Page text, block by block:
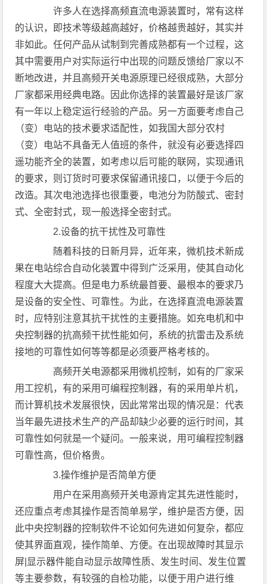
许多人在选择高频直流电源装置时，常有这样
的认识，即技术等级越高越好，价格越贵越好，其实并
非如此。任何产品从试制到完善成熟都有一个过程，这
其中需要用户对实际运行中出现的问题反馈给厂家以不
断地改进，并且高频开关电源原理已经很成熟，大部分
厂家都采用经典电路。因此你选择的装置最好是该厂家
有一年以上稳定运行经验的产品。另一方面要考虑自己
（变）电站的技术要求适配性，如我国大部分农村
（变）电站不具备无人值班的条件，就没有必要选择四
遥功能齐全的装置，如考虑以后可能的联网，实现通讯
的要求，则订货时可要求保留通讯接口，以便于今后的
改造。其次电池选择也很重要，电池分为防酸式、密封
式、全密封式，现一般选择全密封式。
2.设备的抗干扰性及可靠性
随着科技的日新月异，近年来，微机技术新成
果在电站综合自动化装置中得到广泛采用，使其自动化
程度大大提高。但是电力系统最首要、最根本的要求乃
是设备的安全性、可靠性。为此，在选择直流电源装置
时，应特别注意其抗干扰性的主要措施。如充电机和中
央控制器的抗高频干扰性能如何，系统的抗雷击及系统
接地的可靠性如何等等都是必须要严格考核的。
高频开关电源都采用微机控制，如有的厂家采
用工控机，有的采用可编程控制器，有的采用单片机，
而计算机技术发展很快，因此常常出现的情况是：代表
当年最先进技术生产的产品却缺少必要的运行时间，其
可靠性如何就是一个疑问。一般来说，用可编程控制器
可靠性高，但价格贵。
3.操作维护是否简单方便
用户在采用高频开关电源肯定其先进性能时，
还应重点考虑其操作是否简单易学，维护是否方便，因
此中央控制器的控制软件不论如何先进如何复杂，都应
使其界面直观，操作简单、方便。在出现故障时其显示
屏|显示器件能自动显示故障性质、发生时间、发生位置
等主要参数，有较强的自检功能，以便于用户进行维